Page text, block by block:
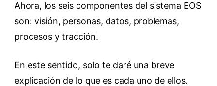
Ahora, los seis componentes del sistema EOS
son: visión, personas, datos, problemas,
procesos y tracción.
En este sentido, solo te daré una breve
explicación de lo que es cada uno de ellos.